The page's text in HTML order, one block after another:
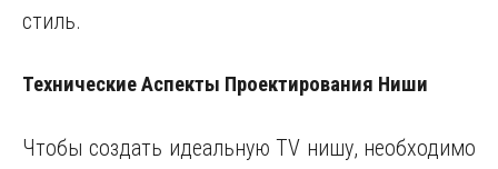
стиль.
Технические Аспекты Проектирования Ниши
Чтобы создать идеальную TV нишу, необходимо